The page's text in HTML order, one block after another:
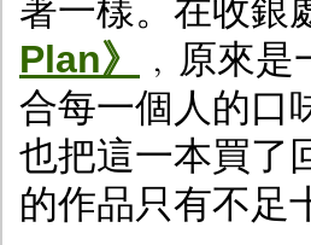
著一樣。在收銀
Plan》
﹐原來
合每一個人的口
也把這一本買了
的作品只有不足